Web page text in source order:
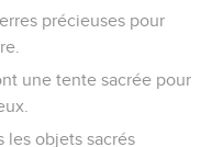
précieuses pour
une tente sacrée pour
les objets sacrés